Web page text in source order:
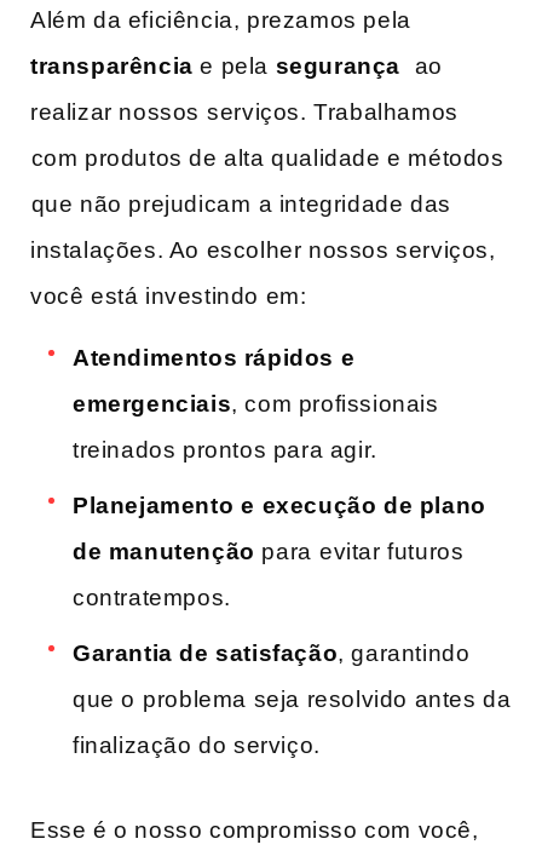
Além ‌da eficiência, prezamos pela
transparência e pela segurança ⁢ ao‌
realizar nossos ⁢serviços. Trabalhamos
⁢com produtos de alta qualidade​ e​ métodos
⁣que não prejudicam ⁤a integridade das
instalações. Ao escolher nossos serviços,
você está investindo em:
Atendimentos rápidos e
‌emergenciais, com ‍profissionais
treinados prontos para agir.
Planejamento e ⁢execução ‌de plano
de manutenção para ⁢evitar futuros
contratempos.
Garantia de satisfação, garantindo
que​ o ⁣problema seja resolvido antes da‌
finalização do serviço.
Esse é o nosso ‌compromisso com você,​